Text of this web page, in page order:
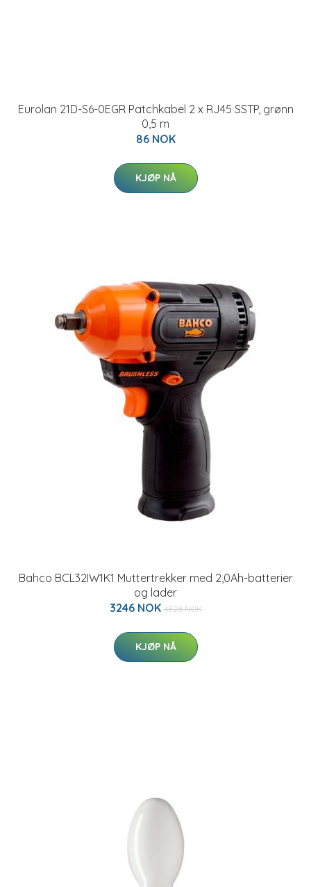
Eurolan 21D-S6-0EGR Patchkabel 2 x RJ45 SSTP, grønn
0,5 m
86 NOK
KJØP NÅ
Bahco BCL32IW1K1 Muttertrekker med 2,0Ah-batterier
og lader
3246 NOK 4328 NOK
KJØP NÅ